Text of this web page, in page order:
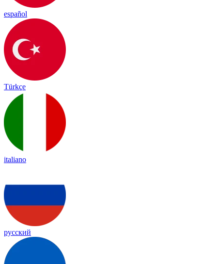
español
Türkçe
italiano
русский